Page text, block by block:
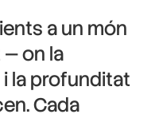
a un món
on la
la profunditat
Cada